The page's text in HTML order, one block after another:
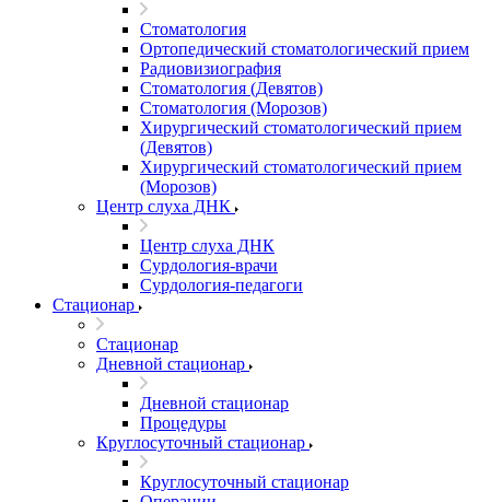
Стоматология
Ортопедический стоматологический прием
Радиовизиография
Стоматология (Девятов)
Стоматология (Морозов)
Хирургический стоматологический прием
(Девятов)
Хирургический стоматологический прием
(Морозов)
Центр слуха ДНК
Центр слуха ДНК
Сурдология-врачи
Сурдология-педагоги
Стационар
Стационар
Дневной стационар
Дневной стационар
Процедуры
Круглосуточный стационар
Круглосуточный стационар